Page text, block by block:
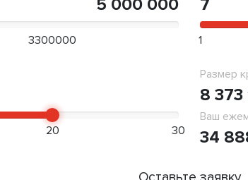
5 000 000
3300000
7
1
20 30
Размер
8 373
Ваш
34